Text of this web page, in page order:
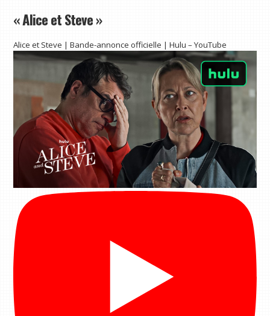
« Alice et Steve »
Alice et Steve | Bande-annonce officielle | Hulu – YouTube